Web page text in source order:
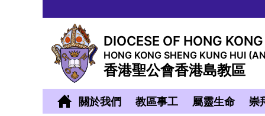
DIOCESE OF HONG
HONG KONG SHENG KUNG HUI
香港聖公會香港島教區
關於我們 教區事工 屬靈生命 崇